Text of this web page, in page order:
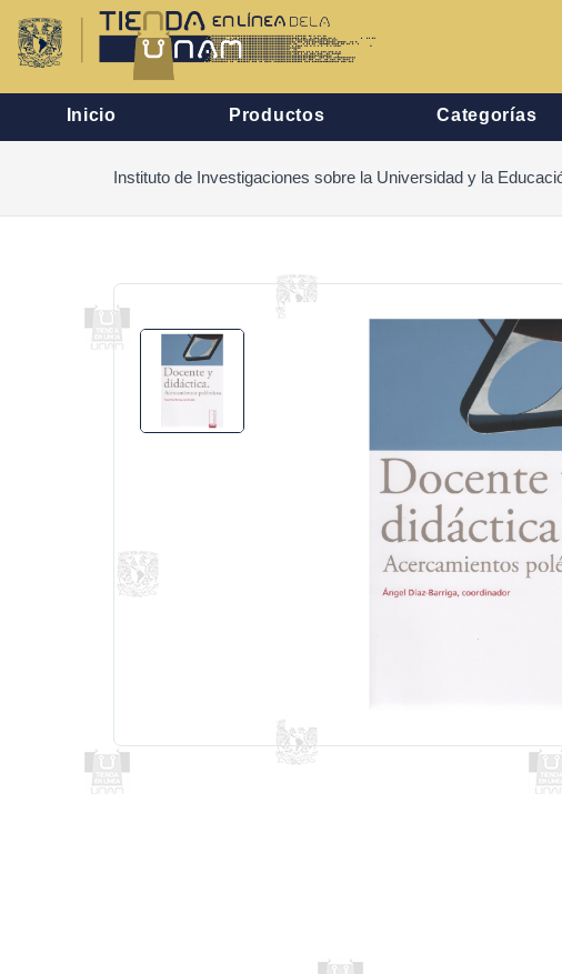
Inicio Productos Categorías
Instituto de Investigaciones sobre la Universidad y la